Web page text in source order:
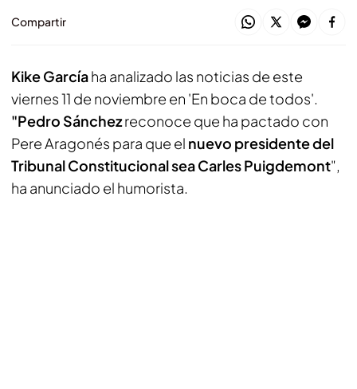
Compartir
Kike Garcíaha analizado las noticias de este
viernes 11 de noviembre en 'En boca de todos'.
"Pedro Sánchezreconoce que ha pactado con
Pere Aragonés para que el nuevo presidente del
Tribunal Constitucional sea Carles Puigdemont",
ha anunciado el humorista.